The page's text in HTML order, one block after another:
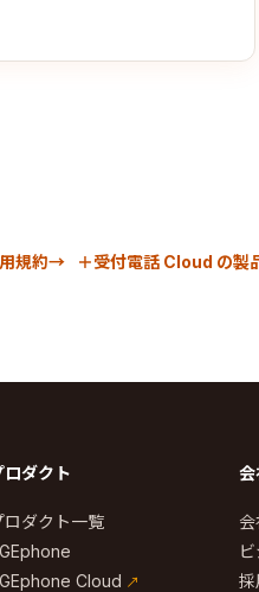
規約 ＋受付電話 Cloud の製
ロダクト
ロダクト一覧
Cloud
会
採